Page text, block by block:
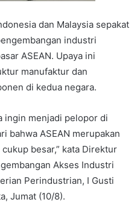
dan Malaysia sepakat
industri
ASEAN. Upaya ini
manufaktur dan
di kedua negara.
ingin menjadi pelopor di
bahwa ASEAN merupakan
besar,” kata Direktur
Akses Industri
Perindustrian, I Gusti
Jumat (10/8).